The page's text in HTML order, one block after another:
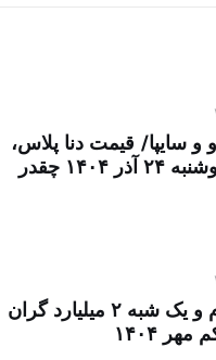
سایپا/ قیمت دنا پلاس،
پژو ۲۰۷ و شاهین پلاس امروز دوشنبه ۲۴ آذر ۱۴۰۴ چقدر
پرش قیمت خودرو در مهر / بی ام و یک شبه ۲ میلیارد گران
۱۴۰۴